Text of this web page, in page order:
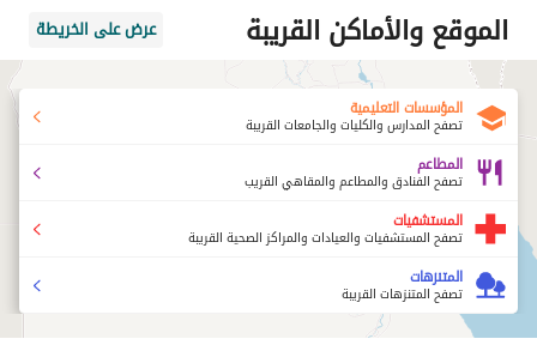
الموقع والأماكن القريبة عرض على الخريطة
المؤسسات التعليمية
تصفح المدارس والكليات والجامعات القريبة
المطاعم
تصفح الفنادق والمطاعم والمقاهي القريب
المستشفيات
تصفح المستشفيات والعيادات والمراكز الصحية القريبة
المتنزهات
تصفح المتنزهات القريبة